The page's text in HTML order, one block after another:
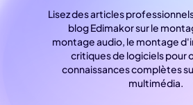
Lisez des articles
blog Edimakor sur le
montage audio, le montage
critiques de logiciels pour
connaissances complètes
multimédia.